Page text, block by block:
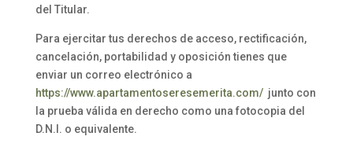
del Titular.
Para ejercitar tus derechos de acceso, rectificación,
cancelación, portabilidad y oposición tienes que
enviar un correo electrónico a
https://www.apartamentoseresemerita.com/junto con
la prueba válida en derecho como una fotocopia del
D.N.I. o equivalente.